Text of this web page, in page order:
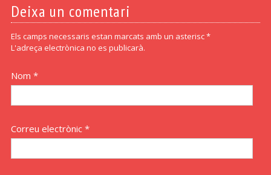
Deixa un comentari
Els camps necessaris estan marcats amb un asterisc *
L'adreça electrònica no es publicarà.
Nom *
Correu electrònic *